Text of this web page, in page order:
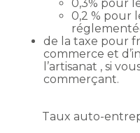
0,3% pour
0,2 % pour
de la taxe pour
commerce et
l’artisanat , si
commerçant.
Taux auto-